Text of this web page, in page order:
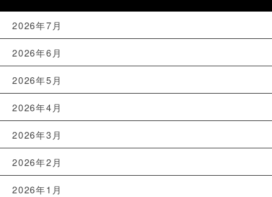
2026年7月
2026年6月
2026年5月
2026年4月
2026年3月
2026年2月
2026年1月